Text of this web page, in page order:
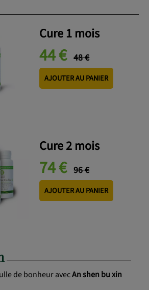
Cure 1 mois
44 € 48 €
AJOUTER AU PANIER
Cure 2 mois
74 € 96 €
AJOUTER AU PANIER
de bonheur avecAn shen bu xin